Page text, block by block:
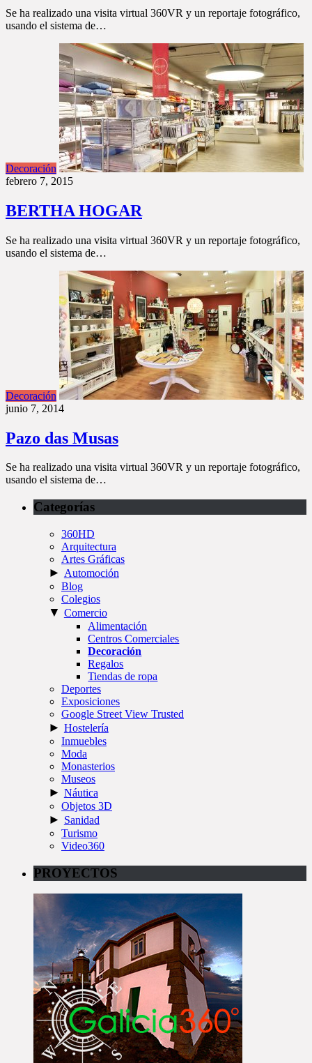
Se ha realizado una visita virtual 360VR y un reportaje fotográfico,
usando el sistema de…
Decoración
febrero 7, 2015
BERTHA HOGAR
Se ha realizado una visita virtual 360VR y un reportaje fotográfico,
usando el sistema de…
Decoración
junio 7, 2014
Pazo das Musas
Se ha realizado una visita virtual 360VR y un reportaje fotográfico,
usando el sistema de…
Categorías
360HD
Arquitectura
Artes Gráficas
► Automoción
Blog
Colegios
▼ Comercio
Alimentación
Centros Comerciales
Decoración
Regalos
Tiendas de ropa
Deportes
Exposiciones
Google Street View Trusted
► Hostelería
Inmuebles
Moda
Monasterios
Museos
► Náutica
Objetos 3D
► Sanidad
Turismo
Video360
PROYECTOS